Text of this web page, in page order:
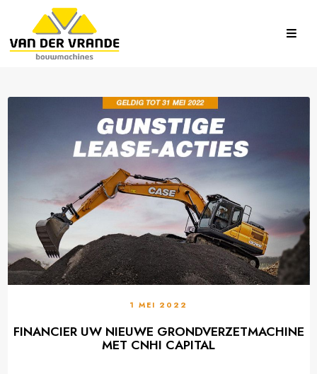
1 MEI 2022
FINANCIER UW NIEUWE GRONDVERZETMACHINE
MET CNHI CAPITAL